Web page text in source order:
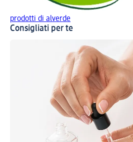
prodotti di alverde
Consigliati per te